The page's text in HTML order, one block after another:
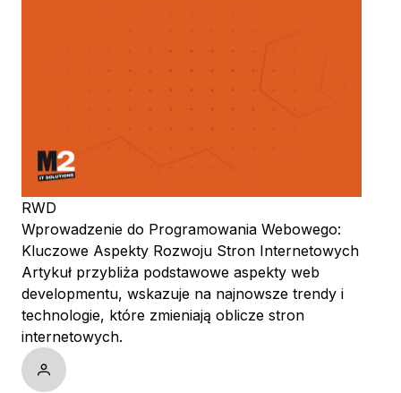
RWD
Wprowadzenie do Programowania Webowego:
Kluczowe Aspekty Rozwoju Stron Internetowych
Artykuł przybliża podstawowe aspekty web
developmentu, wskazuje na najnowsze trendy i
technologie, które zmieniają oblicze stron
internetowych.